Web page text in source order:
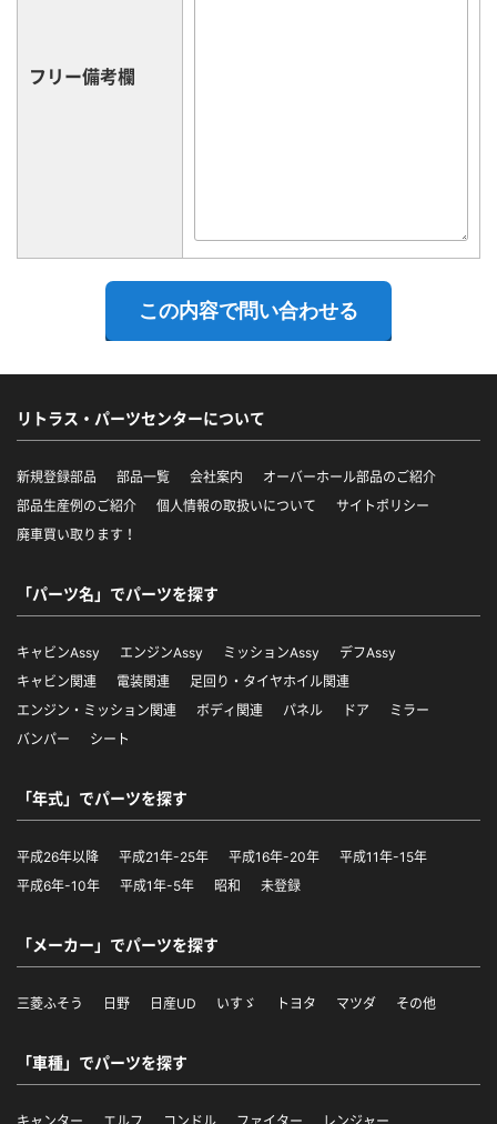
フリー備考欄
リトラス・パーツセンターについて
新規登録部品 部品一覧 会社案内
オーバーホール部品のご紹介
部品生産例のご紹介
個人情報の取扱いについて
サイトポリシー
廃車買い取ります！
「パーツ名」でパーツを探す
キャビンAssy エンジンAssy ミッションAssy
デフAssy
キャビン関連
電装関連
足回り・タイヤホイル関連
エンジン・ミッション関連
ボディ関連 パネル ドア
ミラー
バンパー
シート
「年式」でパーツを探す
平成26年以降 平成21年-25年 平成16年-20年
平成11年-15年
平成6年-10年
平成1年-5年 昭和 未登録
「メーカー」でパーツを探す
三菱ふそう 日野 日産UD いすゞ トヨタ マツダ その他
「車種」でパーツを探す